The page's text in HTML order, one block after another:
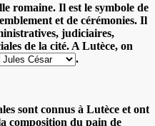
romaine. Il est le symbole de
et de cérémonies. Il
judiciaires,
de la cité. A Lutèce, on
.
sont connus à Lutèce et ont
composition du pain de